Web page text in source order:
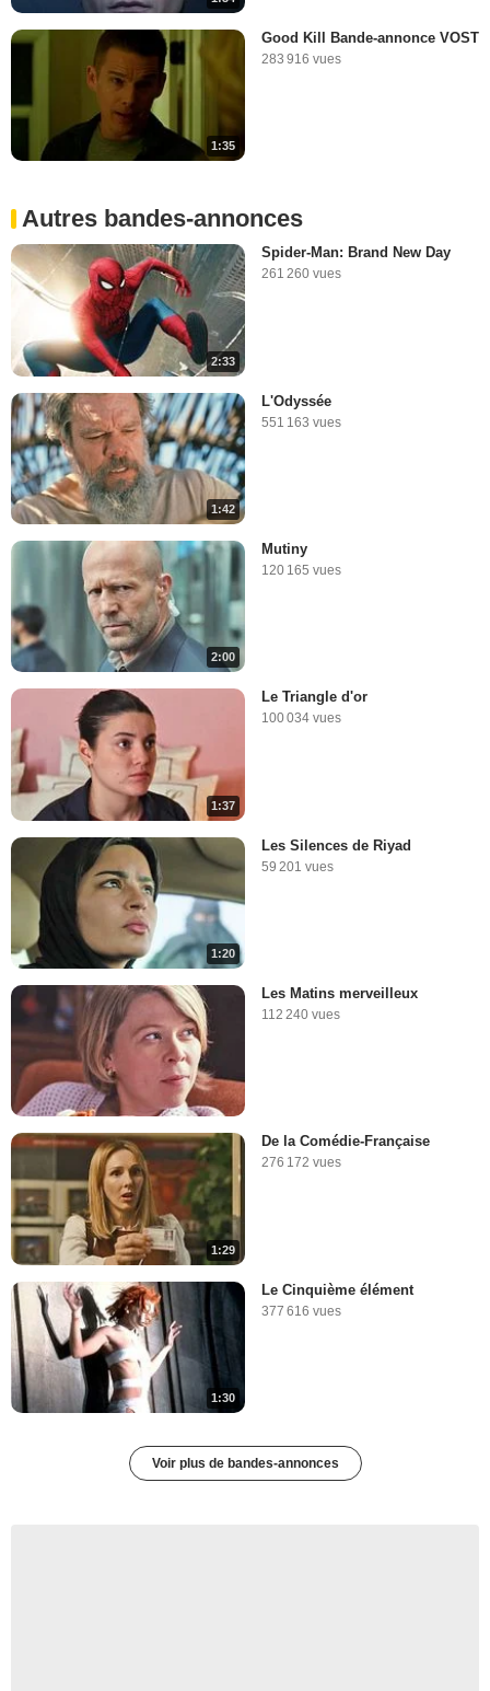
1:35
Good Kill Bande-annonce VOST
283 916 vues
Autres bandes-annonces
2:33
Spider-Man: Brand New Day
261 260 vues
1:42
L'Odyssée
551 163 vues
2:00
Mutiny
120 165 vues
1:37
Le Triangle d'or
100 034 vues
1:20
Les Silences de Riyad
59 201 vues
Les Matins merveilleux
112 240 vues
1:29
De la Comédie-Française
276 172 vues
1:30
Le Cinquième élément
377 616 vues
Voir plus de bandes-annonces